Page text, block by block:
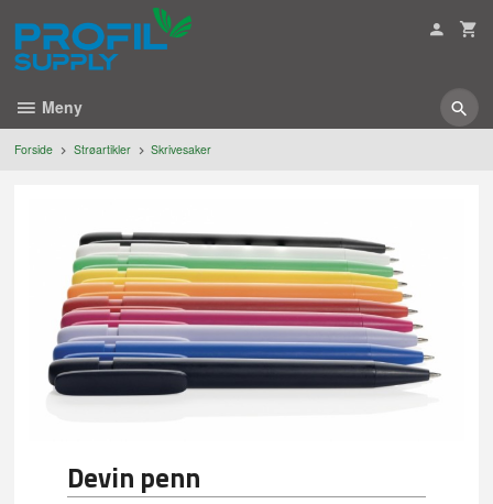
innholdet
Meny
Forside Strøartikler Skrivesaker
Devin penn